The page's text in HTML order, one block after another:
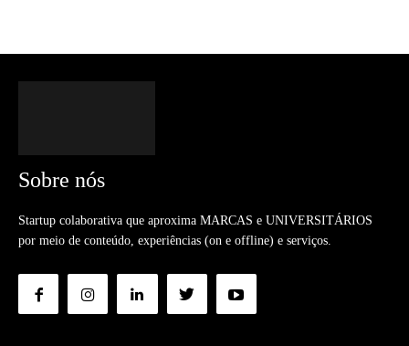
Sobre nós
Startup colaborativa que aproxima MARCAS e UNIVERSITÁRIOS
por meio de conteúdo, experiências (on e offline) e serviços.